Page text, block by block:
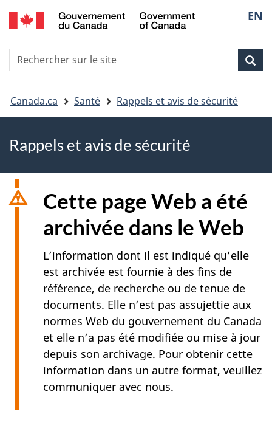
Skip
to
Skip
to
Passer
à
HTML
de
la
EN
Recherche
Vous
êtes
ici
Canada.ca Santé Rappels et avis de sécurité
Rappels et avis de sécurité
Cette page Web a été
archivée dans le Web
L’information dont il est indiqué qu’elle
est archivée est fournie à des fins de
référence, de recherche ou de tenue de
documents. Elle n’est pas assujettie aux
normes Web du gouvernement du Canada
et elle n’a pas été modifiée ou mise à jour
depuis son archivage. Pour obtenir cette
information dans un autre format, veuillez
communiquer avec nous.